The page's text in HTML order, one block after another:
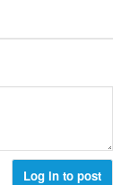
Log in to post